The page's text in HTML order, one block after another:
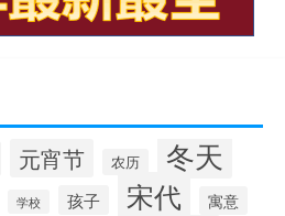
元宵节 农历 冬天
学校 孩子 宋代 寓意